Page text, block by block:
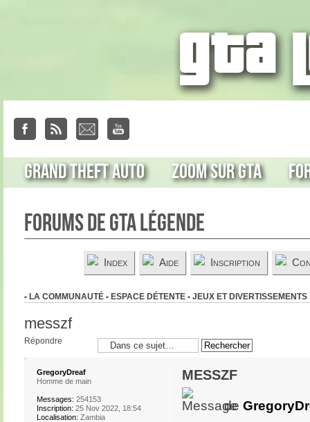
Grand Theft Auto Zoom sur GTA
Forums de GTA Légende
Index Aide Inscription
- LA COMMUNAUTÉ - ESPACE DÉTENTE - JEUX ET DIVERTISSEMENTS
messzf
Répondre
messzf
de
GregoryDreaf
Homme de main
Messages: 254153
Inscription: 25 Nov 2022, 18:54
Localisation: Zambia